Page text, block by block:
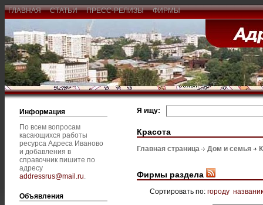
ГЛАВНАЯ СТАТЬИ ПРЕСС-РЕЛИЗЫ ФИРМЫ
Информация
По всем вопросам
касающихся работы
ресурса Адреса Иваново
и добавления в
справочник пишите по
адресу
addressrus@mail.ru.
Объявления
Я ищу:
Красота
Главная страница Дом и семья
Фирмы раздела
Сортировать по: городу